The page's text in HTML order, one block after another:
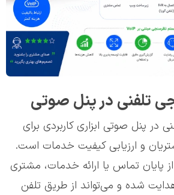
تلفنی در پنل صوتی
در پنل صوتی ابزاری کاربردی برای
و ارزیابی کیفیت خدمات است.
پایان تماس یا ارائه خدمات، مشتری
شده و می‌تواند از طریق تلفن